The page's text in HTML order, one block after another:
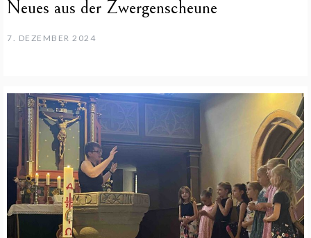
Neues aus der Zwergenscheune
7. DEZEMBER 2024